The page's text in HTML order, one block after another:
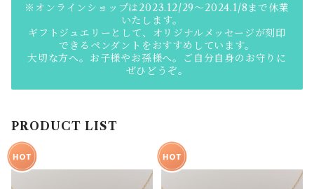
※オンラインショップは2023.12/29～2024.1/8まで休業
いたします。
ギフトジュエリーとして、オリジナルメッセージが刻印
できるペンダントをおすすめしています。
大切な方へ。お子様やお孫様へ。ご自分自身のお守りに
ぜひどうぞ。
PRODUCT LIST